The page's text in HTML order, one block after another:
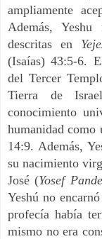
ampliamente
Además,
descritas en
(Isaías) 43:5-6.
del Tercer
Tierra de
conocimiento
humanidad como
14:9. Además,
su nacimiento
José (Yosef
Yeshú no
profecía había
mismo no era